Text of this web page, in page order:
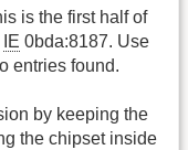
is the first half of
IE 0bda:8187. Use
entries found.
by keeping the
the chipset inside